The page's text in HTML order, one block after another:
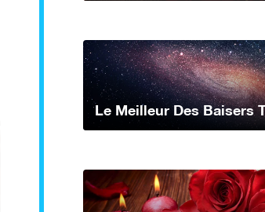
Le Meilleur Des Baisers